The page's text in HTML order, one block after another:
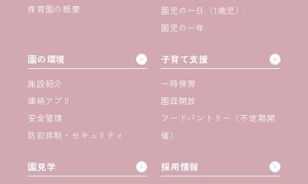
保育園の概要
園児の一日（1歳児）
園児の一年
園の環境
施設紹介
連絡アプリ
安全管理
防犯体制・セキュリティ
子育て支援
一時保育
園庭開放
フードパントリー（不定期開
催）
園見学 採用情報